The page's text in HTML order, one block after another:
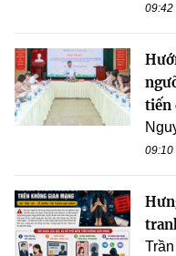
09:42
tiến
09:10